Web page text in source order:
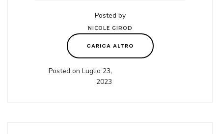
Posted by
NICOLE GIROD
CARICA ALTRO
Posted on Luglio 23,
2023